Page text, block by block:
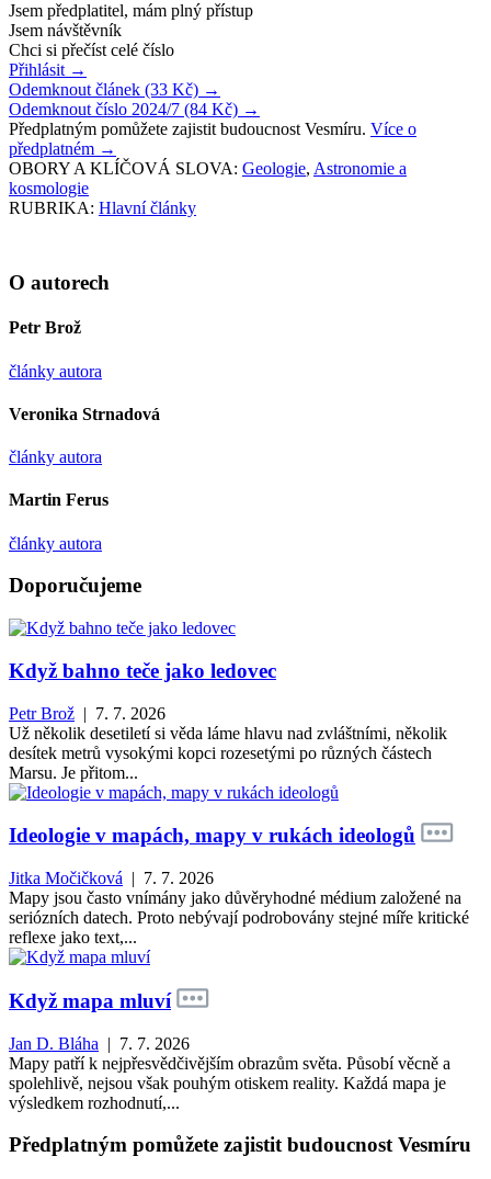
Jsem předplatitel, mám plný přístup
Jsem návštěvník
Chci si přečíst celé číslo
Přihlásit →
Odemknout článek (33 Kč) →
Odemknout číslo 2024/7 (84 Kč) →
Předplatným pomůžete zajistit budoucnost Vesmíru. Více o
předplatném →
OBORY A KLÍČOVÁ SLOVA: Geologie, Astronomie a
kosmologie
RUBRIKA: Hlavní články
O autorech
Petr Brož
články autora
Veronika Strnadová
články autora
Martin Ferus
články autora
Doporučujeme
Když bahno teče jako ledovec
Petr Brož | 7. 7. 2026
Už několik desetiletí si věda láme hlavu nad zvláštními, několik
desítek metrů vysokými kopci rozesetými po různých částech
Marsu. Je přitom...
Ideologie v mapách, mapy v rukách ideologů
Jitka Močičková | 7. 7. 2026
Mapy jsou často vnímány jako důvěryhodné médium založené na
seriózních datech. Proto nebývají podrobovány stejné míře kritické
reflexe jako text,...
Když mapa mluví
Jan D. Bláha | 7. 7. 2026
Mapy patří k nejpřesvědčivějším obrazům světa. Působí věcně a
spolehlivě, nejsou však pouhým otiskem reality. Každá mapa je
výsledkem rozhodnutí,...
Předplatným pomůžete zajistit budoucnost Vesmíru